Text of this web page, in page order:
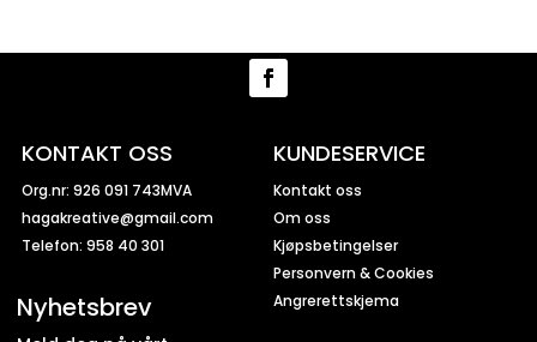
KONTAKT OSS
Org.nr: 926 091 743MVA
hagakreative@gmail.com
Telefon: 958 40 301
Nyhetsbrev
KUNDESERVICE
Kontakt oss
Om oss
Kjøpsbetingelser
Personvern & Cookies
Angrerettskjema